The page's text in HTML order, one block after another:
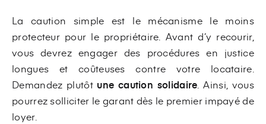
La caution simple est le mécanisme le moins
protecteur pour le propriétaire. Avant d’y recourir,
vous devrez engager des procédures en justice
longues et coûteuses contre votre locataire.
Demandez plutôt une caution solidaire . Ainsi, vous
pourrez solliciter le garant dès le premier impayé de
loyer.